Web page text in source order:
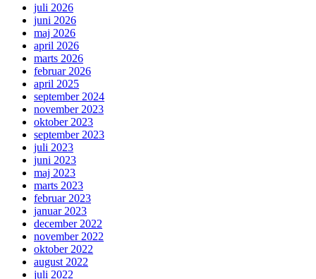
juli 2026
juni 2026
maj 2026
april 2026
marts 2026
februar 2026
april 2025
september 2024
november 2023
oktober 2023
september 2023
juli 2023
juni 2023
maj 2023
marts 2023
februar 2023
januar 2023
december 2022
november 2022
oktober 2022
august 2022
juli 2022